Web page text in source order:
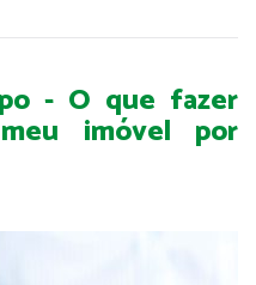
- O que fazer
imóvel por